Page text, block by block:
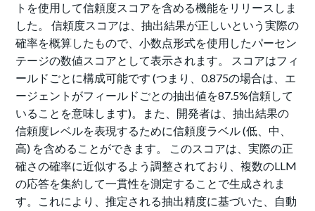
トを使用して信頼度スコアを含める機能をリリースしま
した。 信頼度スコアは、抽出結果が正しいという実際の
確率を概算したもので、小数点形式を使用したパーセン
テージの数値スコアとして表示されます。 スコアはフィ
ールドごとに構成可能です (つまり、0.875の場合は、エ
ージェントがフィールドごとの抽出値を87.5%信頼して
いることを意味します)。また、開発者は、抽出結果の
信頼度レベルを表現するために信頼度ラベル (低、中、
高) を含めることができます。 このスコアは、実際の正
確さの確率に近似するよう調整されており、複数のLLM
の応答を集約して一貫性を測定することで生成されま
す。これにより、推定される抽出精度に基づいた、自動